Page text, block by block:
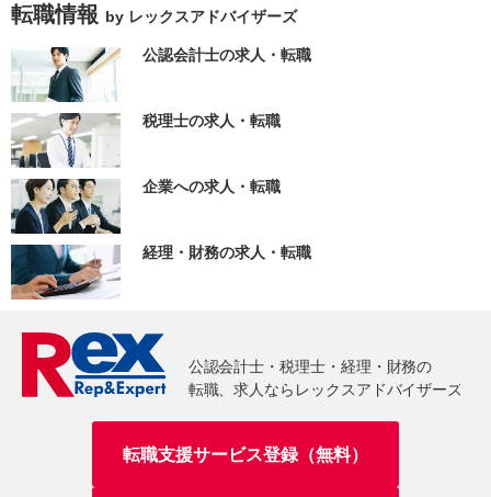
転職情報 by レックスアドバイザーズ
公認会計士の求人・転職
税理士の求人・転職
企業への求人・転職
経理・財務の求人・転職
転職支援サービス登録（無料）